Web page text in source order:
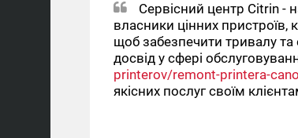
Сервісний центр Citrin -
власники цінних пристроїв,
щоб забезпечити тривалу та
досвід у сфері
printerov/remont-printera-
якісних послуг своїм